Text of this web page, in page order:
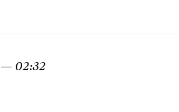
— 02:32